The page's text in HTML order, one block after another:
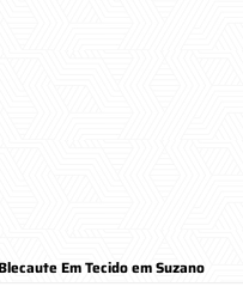
Em Tecido em Suzano